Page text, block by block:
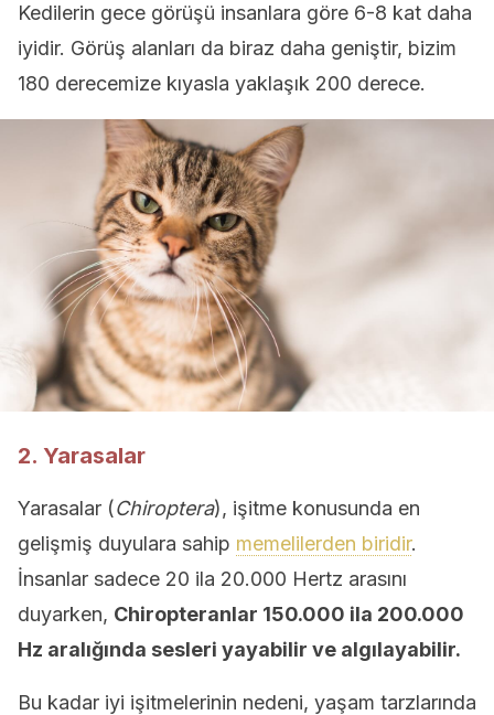
Kedilerin gece görüşü insanlara göre 6-8 kat daha
iyidir. Görüş alanları da biraz daha geniştir, bizim
180 derecemize kıyasla yaklaşık 200 derece.
2. Yarasalar
Yarasalar (Chiroptera), işitme konusunda en
gelişmiş duyulara sahip memelilerden biridir.
İnsanlar sadece 20 ila 20.000 Hertz arasını
duyarken, Chiropteranlar 150.000 ila 200.000
Hz aralığında sesleri yayabilir ve algılayabilir.
Bu kadar iyi işitmelerinin nedeni, yaşam tarzlarında